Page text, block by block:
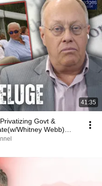
41:35
Govt &
Whitney Webb)